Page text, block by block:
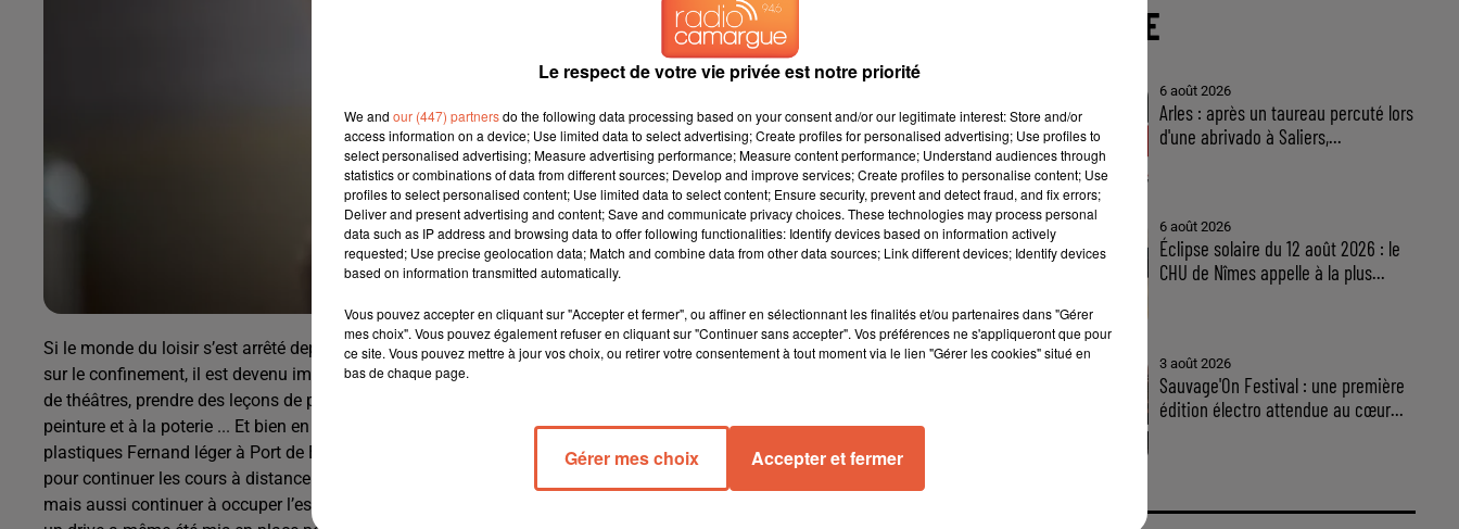
Si le monde du loisir s’est arrêté depuis les annonces du gouvernement
sur le confinement, il est devenu impossible de retourner faire des cours
de théâtres, prendre des leçons de piano ou aussi des initiations à la
peinture et à la poterie ... Et bien en dépit des mesures, le centre d’arts
plastiques Fernand léger à Port de Bouc a mis en place un système
pour continuer les cours à distance et en ligne pour garder le contact
mais aussi continuer à occuper l’esprit et les mains des pratiquants ...
À LA UNE
6 août 2026
Arles : après un taureau percuté lors
d'une abrivado à Saliers,...
6 août 2026
Éclipse solaire du 12 août 2026 : le
CHU de Nîmes appelle à la plus...
3 août 2026
Sauvage'On Festival : une première
édition électro attendue au cœur...
Le respect de votre vie privée est notre priorité
We and our (447) partnersdo the following data processing based on your consent and/or our legitimate interest: Store and/or
access information on a device; Use limited data to select advertising; Create profiles for personalised advertising; Use profiles to
select personalised advertising; Measure advertising performance; Measure content performance; Understand audiences through
statistics or combinations of data from different sources; Develop and improve services; Create profiles to personalise content; Use
profiles to select personalised content; Use limited data to select content; Ensure security, prevent and detect fraud, and fix errors;
Deliver and present advertising and content; Save and communicate privacy choices. These technologies may process personal
data such as IP address and browsing data to offer following functionalities: Identify devices based on information actively
requested; Use precise geolocation data; Match and combine data from other data sources; Link different devices; Identify devices
based on information transmitted automatically.
Vous pouvez accepter en cliquant sur "Accepter et fermer", ou affiner en sélectionnant les finalités et/ou partenaires dans "Gérer
mes choix". Vous pouvez également refuser en cliquant sur "Continuer sans accepter". Vos préférences ne s'appliqueront que pour
ce site. Vous pouvez mettre à jour vos choix, ou retirer votre consentement à tout moment via le lien "Gérer les cookies" situé en
bas de chaque page.
Gérer mes choix Accepter et fermer